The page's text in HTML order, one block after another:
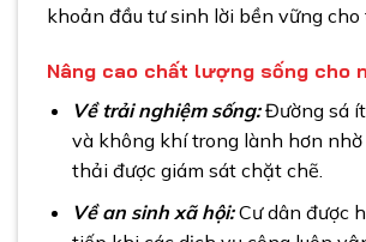
khoản đầu tư sinh lời bền vững cho
Nâng cao chất lượng sống cho
Về trải nghiệm sống:Đường sá
và không khí trong lành hơn nhờ
thải được giám sát chặt chẽ.
Về an sinh xã hội:Cư dân được